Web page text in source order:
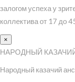
залогом успеха у
коллектива от 17 до
×
НАРОДНЫЙ
Народный казачий